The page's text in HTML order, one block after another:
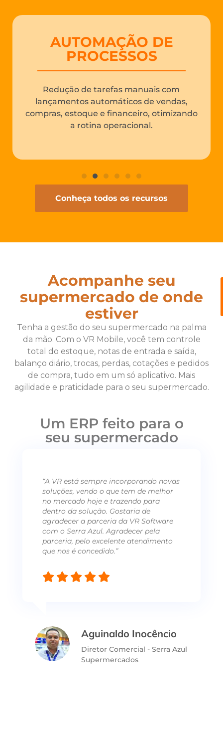
AUTOMAÇÃO DE
PROCESSOS
Redução de tarefas manuais com
lançamentos automáticos de vendas,
compras, estoque e financeiro, otimizando
a rotina operacional.
Conheça todos os recursos
Acompanhe seu
supermercado de onde
estiver
Tenha a gestão do seu supermercado na palma
da mão. Com o VR Mobile, você tem controle
total do estoque, notas de entrada e saída,
balanço diário, trocas, perdas, cotações e pedidos
de compra, tudo em um só aplicativo. Mais
agilidade e praticidade para o seu supermercado.
Um ERP feito para o
seu supermercado
“A VR está sempre incorporando novas
soluções, vendo o que tem de melhor
no mercado hoje e trazendo para
dentro da solução. Gostaria de
agradecer a parceria da VR Software
com o Serra Azul. Agradecer pela
parceria, pelo excelente atendimento
que nos é concedido.”
Aguinaldo Inocêncio
Diretor Comercial - Serra Azul
Supermercados